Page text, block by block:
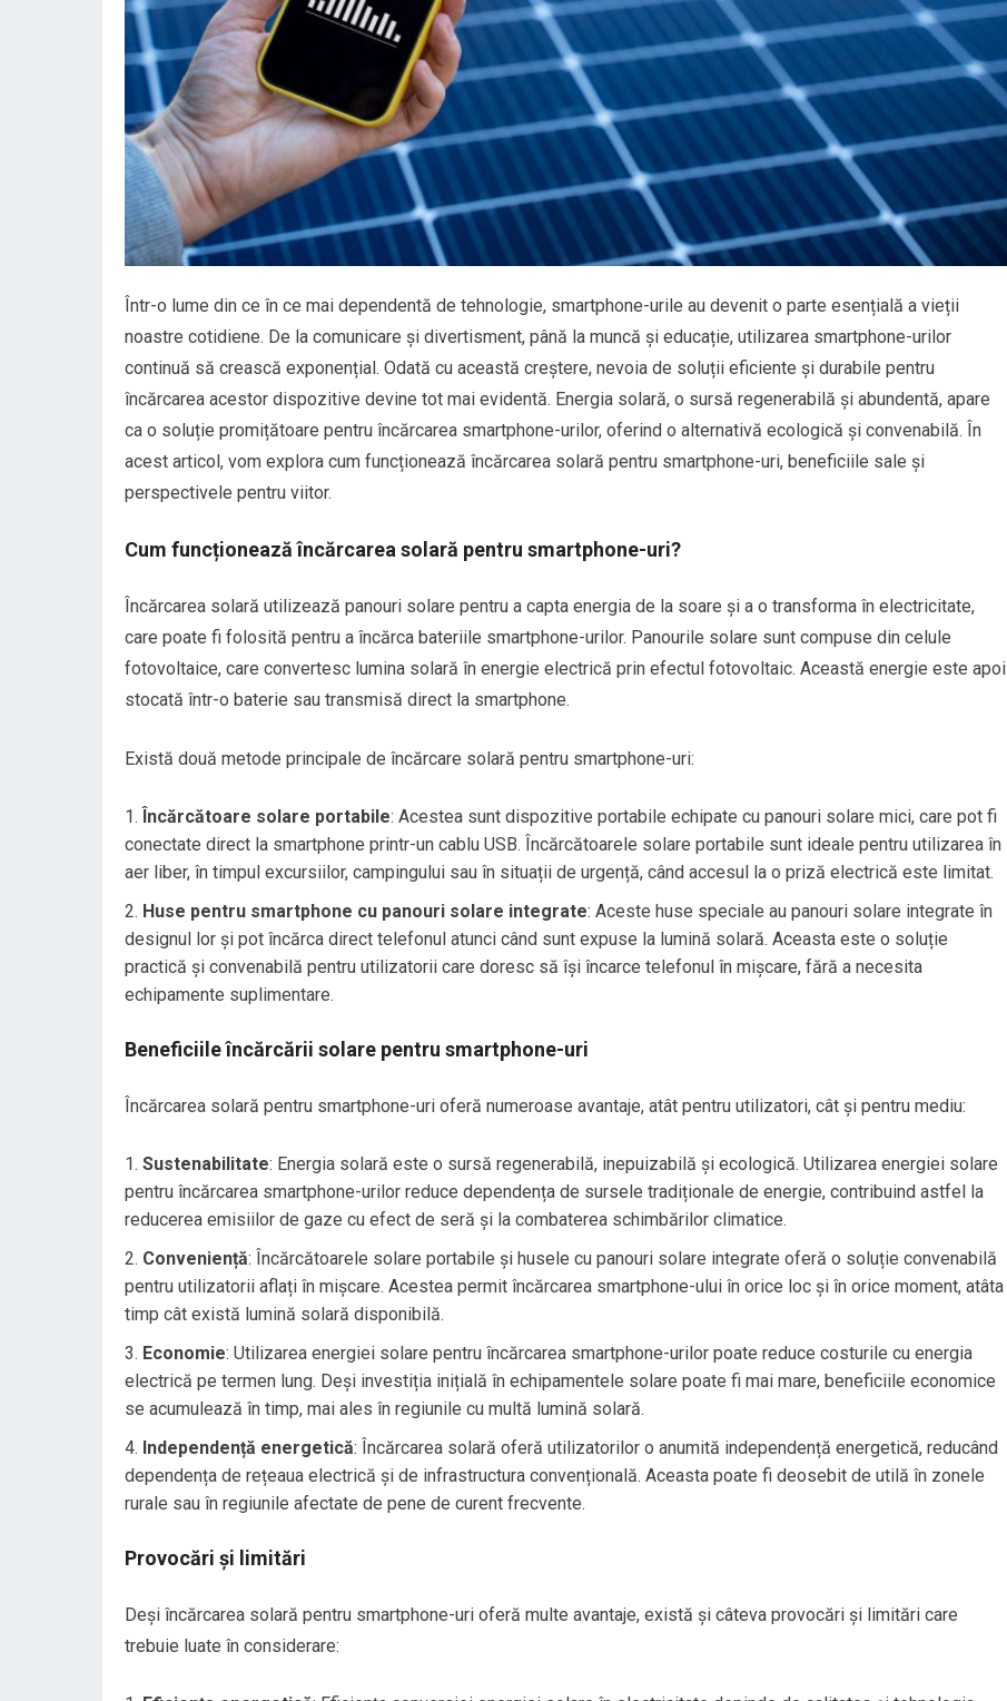
Într-o lume din ce în ce mai dependentă de tehnologie, smartphone-urile au devenit o parte esențială a vieții
noastre cotidiene. De la comunicare și divertisment, până la muncă și educație, utilizarea smartphone-urilor
continuă să crească exponențial. Odată cu această creștere, nevoia de soluții eficiente și durabile pentru
încărcarea acestor dispozitive devine tot mai evidentă. Energia solară, o sursă regenerabilă și abundentă, apare
ca o soluție promițătoare pentru încărcarea smartphone-urilor, oferind o alternativă ecologică și convenabilă. În
acest articol, vom explora cum funcționează încărcarea solară pentru smartphone-uri, beneficiile sale și
perspectivele pentru viitor.
Cum funcționează încărcarea solară pentru smartphone-uri?
Încărcarea solară utilizează panouri solare pentru a capta energia de la soare și a o transforma în electricitate,
care poate fi folosită pentru a încărca bateriile smartphone-urilor. Panourile solare sunt compuse din celule
fotovoltaice, care convertesc lumina solară în energie electrică prin efectul fotovoltaic. Această energie este apoi
stocată într-o baterie sau transmisă direct la smartphone.
Există două metode principale de încărcare solară pentru smartphone-uri:
Încărcătoare solare portabile: Acestea sunt dispozitive portabile echipate cu panouri solare mici, care pot fi
conectate direct la smartphone printr-un cablu USB. Încărcătoarele solare portabile sunt ideale pentru utilizarea în
aer liber, în timpul excursiilor, campingului sau în situații de urgență, când accesul la o priză electrică este limitat.
Huse pentru smartphone cu panouri solare integrate: Aceste huse speciale au panouri solare integrate în
designul lor și pot încărca direct telefonul atunci când sunt expuse la lumină solară. Aceasta este o soluție
practică și convenabilă pentru utilizatorii care doresc să își încarce telefonul în mișcare, fără a necesita
echipamente suplimentare.
Beneficiile încărcării solare pentru smartphone-uri
Încărcarea solară pentru smartphone-uri oferă numeroase avantaje, atât pentru utilizatori, cât și pentru mediu:
Sustenabilitate: Energia solară este o sursă regenerabilă, inepuizabilă și ecologică. Utilizarea energiei solare
pentru încărcarea smartphone-urilor reduce dependența de sursele tradiționale de energie, contribuind astfel la
reducerea emisiilor de gaze cu efect de seră și la combaterea schimbărilor climatice.
Conveniență: Încărcătoarele solare portabile și husele cu panouri solare integrate oferă o soluție convenabilă
pentru utilizatorii aflați în mișcare. Acestea permit încărcarea smartphone-ului în orice loc și în orice moment, atâta
timp cât există lumină solară disponibilă.
Economie: Utilizarea energiei solare pentru încărcarea smartphone-urilor poate reduce costurile cu energia
electrică pe termen lung. Deși investiția inițială în echipamentele solare poate fi mai mare, beneficiile economice
se acumulează în timp, mai ales în regiunile cu multă lumină solară.
Independență energetică: Încărcarea solară oferă utilizatorilor o anumită independență energetică, reducând
dependența de rețeaua electrică și de infrastructura convențională. Aceasta poate fi deosebit de utilă în zonele
rurale sau în regiunile afectate de pene de curent frecvente.
Provocări și limitări
Deși încărcarea solară pentru smartphone-uri oferă multe avantaje, există și câteva provocări și limitări care
trebuie luate în considerare: